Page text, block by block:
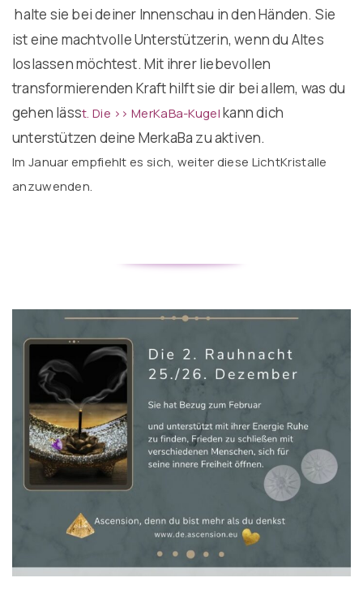
halte sie bei deiner Innenschau in den Händen. Sie
ist eine machtvolle Unterstützerin, wenn du Altes
loslassen möchtest. Mit ihrer liebevollen
transformierenden Kraft hilft sie dir bei allem, was du
gehen lässt. Die >> MerKaBa-Kugelkann dich
unterstützen deine MerkaBa zu aktiven.
Im Januar empfiehlt es sich, weiter diese LichtKristalle
anzuwenden.